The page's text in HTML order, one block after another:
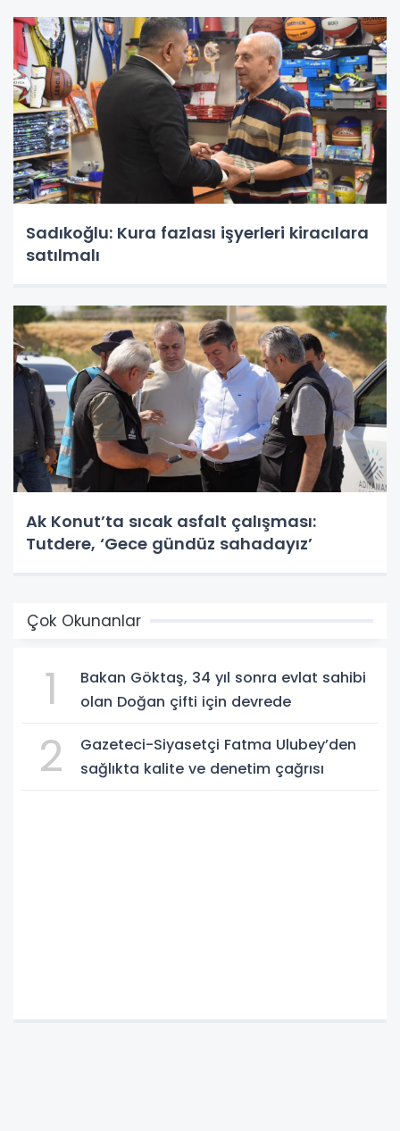
Sadıkoğlu: Kura fazlası işyerleri kiracılara
satılmalı
Ak Konut’ta sıcak asfalt çalışması:
Tutdere, ‘Gece gündüz sahadayız’
Çok Okunanlar
1
Bakan Göktaş, 34 yıl sonra evlat sahibi
olan Doğan çifti için devrede
2
Gazeteci-Siyasetçi Fatma Ulubey’den
sağlıkta kalite ve denetim çağrısı